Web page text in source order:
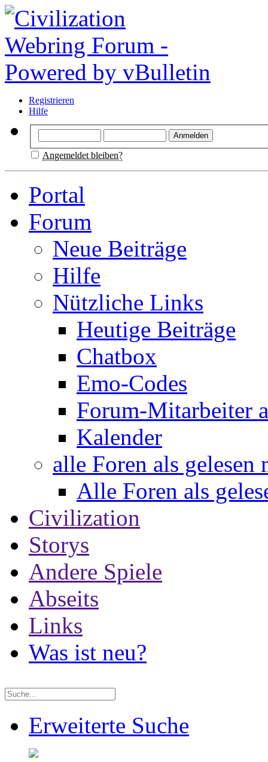
Registrieren
Hilfe
Angemeldet bleiben?
Portal
Forum
Neue Beiträge
Hilfe
Nützliche Links
Heutige Beiträge
Chatbox
Emo-Codes
Forum-Mitarbeiter
Kalender
alle Foren als gelesen
Alle Foren als
Civilization
Storys
Andere Spiele
Abseits
Links
Was ist neu?
Erweiterte Suche